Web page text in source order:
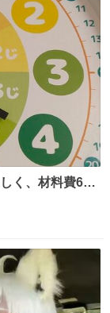
く、材料費600
単！ ありがと